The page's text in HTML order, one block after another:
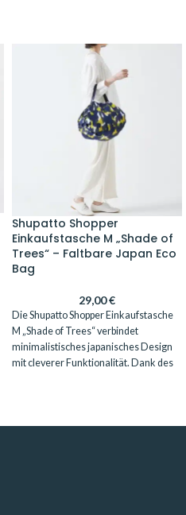
Shupatto Shopper
Einkaufstasche M „Shade of
Trees“ – Faltbare Japan Eco
Bag
29,00€
Die Shupatto Shopper Einkaufstasche
M „Shade of Trees“ verbindet
minimalistisches japanisches Design
mit cleverer Funktionalität. Dank des
Fassungsvermögen, natürlichem